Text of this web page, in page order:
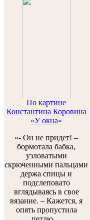
По картине
Константина Коровина
«У окна»
«- Он не придет! –
бормотала бабка,
узловатыми
скрюченными пальцами
держа спицы и
подслеповато
вглядываясь в свое
вязание. – Кажется, я
опять пропустила